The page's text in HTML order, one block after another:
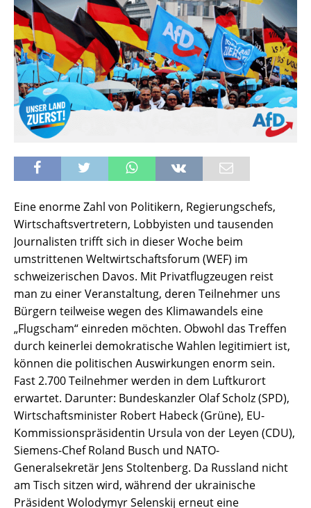
Eine enorme Zahl von Politikern, Regierungschefs,
Wirtschaftsvertretern, Lobbyisten und tausenden
Journalisten trifft sich in dieser Woche beim
umstrittenen Weltwirtschaftsforum (WEF) im
schweizerischen Davos. Mit Privatflugzeugen reist
man zu einer Veranstaltung, deren Teilnehmer uns
Bürgern teilweise wegen des Klimawandels eine
„Flugscham“ einreden möchten. Obwohl das Treffen
durch keinerlei demokratische Wahlen legitimiert ist,
können die politischen Auswirkungen enorm sein.
Fast 2.700 Teilnehmer werden in dem Luftkurort
erwartet. Darunter: Bundeskanzler Olaf Scholz (SPD),
Wirtschaftsminister Robert Habeck (Grüne), EU-
Kommissionspräsidentin Ursula von der Leyen (CDU),
Siemens-Chef Roland Busch und NATO-
Generalsekretär Jens Stoltenberg. Da Russland nicht
am Tisch sitzen wird, während der ukrainische
Präsident Wolodymyr Selenskij erneut eine